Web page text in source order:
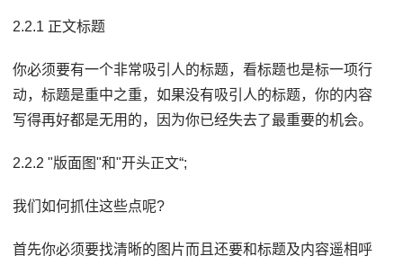
2.2.1 正文标题
你必须要有一个非常吸引人的标题，看标题也是标一项行
动，标题是重中之重，如果没有吸引人的标题，你的内容
写得再好都是无用的，因为你已经失去了最重要的机会。
2.2.2 "版面图"和"开头正文“;
我们如何抓住这些点呢?
首先你必须要找清晰的图片而且还要和标题及内容遥相呼